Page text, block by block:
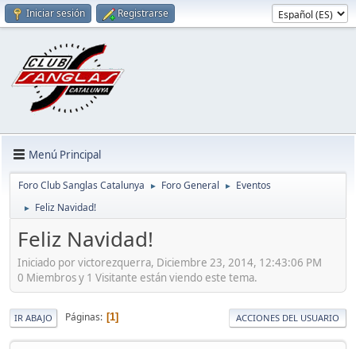
Iniciar sesión Registrarse
Menú Principal
Foro Club Sanglas Catalunya ► Foro General ► Eventos
► Feliz Navidad!
Feliz Navidad!
Iniciado por victorezquerra, Diciembre 23, 2014, 12:43:06 PM
0 Miembros y 1 Visitante están viendo este tema.
IR ABAJO Páginas 1 ACCIONES DEL USUARIO